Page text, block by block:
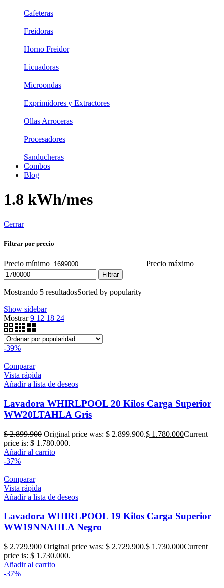
Cafeteras
Freidoras
Horno Freidor
Licuadoras
Microondas
Exprimidores y Extractores
Ollas Arroceras
Procesadores
Sanducheras
Combos
Blog
1.8 kWh/mes
Cerrar
Filtrar por precio
Precio mínimo Precio máximo
Filtrar
Mostrando 5 resultadosSorted by popularity
Show sidebar
Mostrar9 12 18 24
-39%
Comparar
Vista rápida
Añadir a lista de deseos
Lavadora WHIRLPOOL 20 Kilos Carga Superior
WW20LTAHLA Gris
$2.899.900 Original price was: $ 2.899.900.$ 1.780.000Current
price is: $ 1.780.000.
Añadir al carrito
-37%
Comparar
Vista rápida
Añadir a lista de deseos
Lavadora WHIRLPOOL 19 Kilos Carga Superior
WW19NNAHLA Negro
$2.729.900 Original price was: $ 2.729.900.$ 1.730.000Current
price is: $ 1.730.000.
Añadir al carrito
-37%